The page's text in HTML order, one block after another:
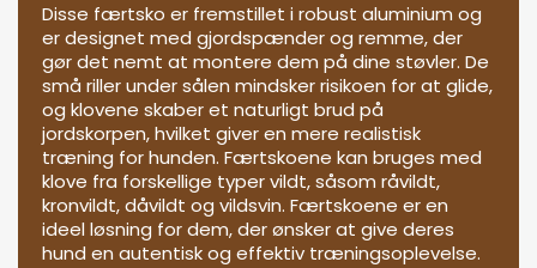
Disse færtsko er fremstillet i robust aluminium og
er designet med gjordspænder og remme, der
gør det nemt at montere dem på dine støvler. De
små riller under sålen mindsker risikoen for at glide,
og klovene skaber et naturligt brud på
jordskorpen, hvilket giver en mere realistisk
træning for hunden. Færtskoene kan bruges med
klove fra forskellige typer vildt, såsom råvildt,
kronvildt, dåvildt og vildsvin. Færtskoene er en
ideel løsning for dem, der ønsker at give deres
hund en autentisk og effektiv træningsoplevelse.